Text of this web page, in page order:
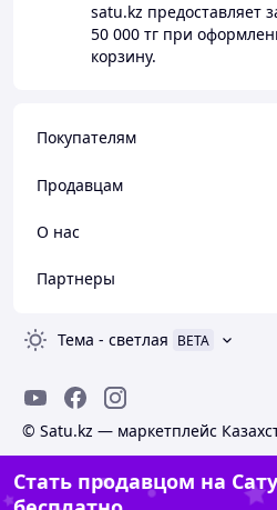
satu.kz предоставляет
50 000 тг при
корзину.
Покупателям
Продавцам
О нас
Партнеры
Тема - светлая BETA
© Satu.kz — маркетплейс
Стать продавцом на